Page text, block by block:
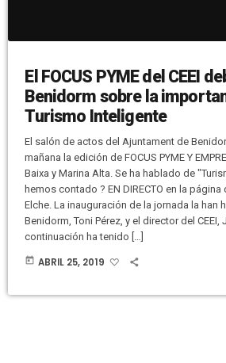
El FOCUS PYME del CEEI
Benidorm sobre la
Turismo Inteligente
El salón de actos del Ajuntament de
mañana la edición de FOCUS PYME Y
Baixa y Marina Alta. Se ha hablado de
hemos contado ? EN DIRECTO en la página
Elche. La inauguración de la jornada la han
Benidorm, Toni Pérez, y el director del CEEI,
continuación ha tenido […]
today ABRIL 25, 2019